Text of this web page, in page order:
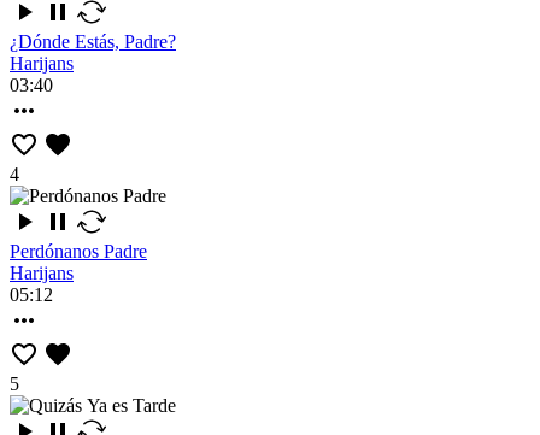
¿Dónde Estás, Padre?
Harijans
03:40
4
Perdónanos Padre
Harijans
05:12
5